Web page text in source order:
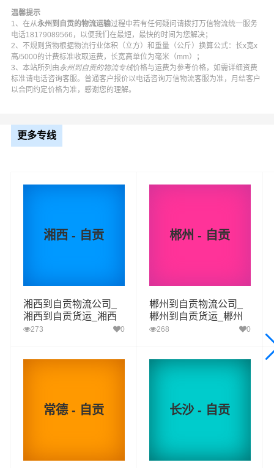
万信永州到自贡物流公司平台优势
蓝山县,新田县,江华瑶族,祁阳等地具有优势的物流网络资
源，依靠自流井区,贡井区,大安区,沿滩区,荣县,富顺县为转
高了货物流通效率。公司秉承优质服务的核心价值观，将
永州-自贡 起步价格 体积报价 运输时效
零陵区,冷水滩区,东安县,双牌县,道县,江永县,宁远
温馨提示
1、在从永州到自贡的物流运输过程中若有任何疑问请拨打万信物流统一服务
电话18179089566，以便我们在最短，最快的时间为您解决；
2、不规则货物根据物流行业体积（立方）和重量（公斤）换算公式：长x宽x
高/5000的计费标准收取运费，长宽高单位为毫米（mm）；
3、本站所列由 永州到自贡的物流专线价格与运费为参考价格，如需详细资费
标准请电话咨询客服。普通客户报价以电话咨询万信物流客服为准，月结客户
以合同约定价格为准，感谢您的理解。
更多专线
湘西 - 自贡
湘西到自贡物流公司_
湘西到自贡货运_湘西
至自贡物流专线
273 0
郴州 - 自贡
郴州到自贡物流公司_
郴州到自贡货运_郴州
至自贡物流专线
268 0
常德 - 自贡 长沙 - 自贡